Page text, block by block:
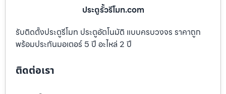
ประตูรั้วรีโมท.com
รับติดตั้งประตูรีโมท ประตูอัตโนมัติ แบบครบวงจร ราคาถูก
พร้อมประกันมอเตอร์ 5 ปี อะไหล่ 2 ปี
ติดต่อเรา